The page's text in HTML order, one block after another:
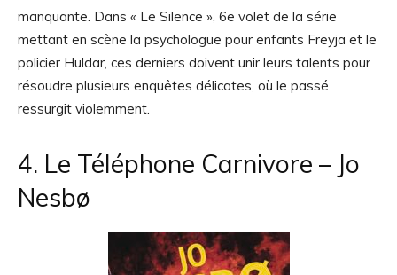
manquante. Dans « Le Silence », 6e volet de la série
mettant en scène la psychologue pour enfants Freyja et le
policier Huldar, ces derniers doivent unir leurs talents pour
résoudre plusieurs enquêtes délicates, où le passé
ressurgit violemment.
4. Le Téléphone Carnivore – Jo
Nesbø